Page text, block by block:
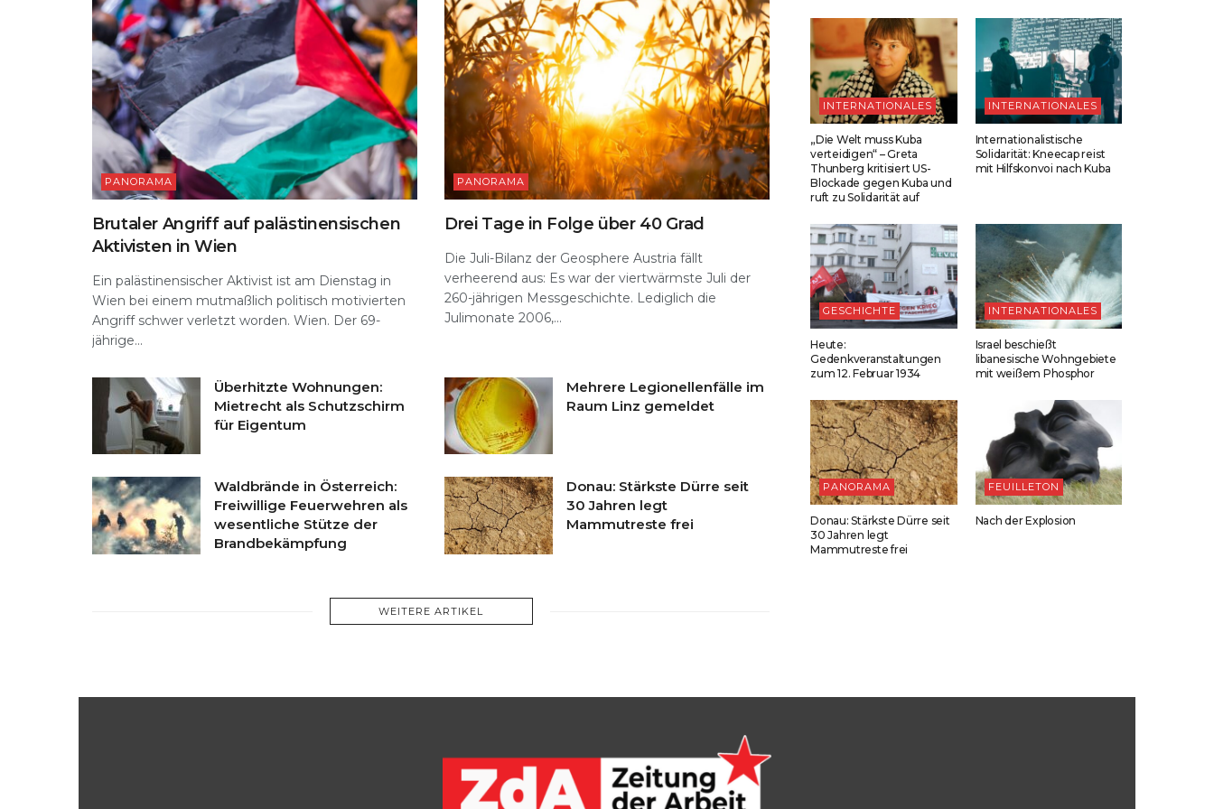
PANORAMA
Brutaler Angriff auf palästinensischen
Aktivisten in Wien
Ein palästinensischer Aktivist ist am Dienstag in
Wien bei einem mutmaßlich politisch motivierten
Angriff schwer verletzt worden. Wien. Der 69-
jährige...
PANORAMA
Drei Tage in Folge über 40 Grad
Die Juli-Bilanz der Geosphere Austria fällt
verheerend aus: Es war der viertwärmste Juli der
260-jährigen Messgeschichte. Lediglich die
Julimonate 2006,...
Überhitzte Wohnungen:
Mietrecht als Schutzschirm
für Eigentum
Mehrere Legionellenfälle im
Raum Linz gemeldet
Waldbrände in Österreich:
Freiwillige Feuerwehren als
wesentliche Stütze der
Brandbekämpfung
Donau: Stärkste Dürre seit
30 Jahren legt
Mammutreste frei
WEITERE ARTIKEL
INTERNATIONALES
„Die Welt muss Kuba
verteidigen“ – Greta
Thunberg kritisiert US-
Blockade gegen Kuba und
ruft zu Solidarität auf
INTERNATIONALES
Internationalistische
Solidarität: Kneecap reist
mit Hilfskonvoi nach Kuba
GESCHICHTE
Heute:
Gedenkveranstaltungen
zum 12. Februar 1934
INTERNATIONALES
Israel beschießt
libanesische Wohngebiete
mit weißem Phosphor
PANORAMA
Donau: Stärkste Dürre seit
30 Jahren legt
Mammutreste frei
FEUILLETON
Nach der Explosion